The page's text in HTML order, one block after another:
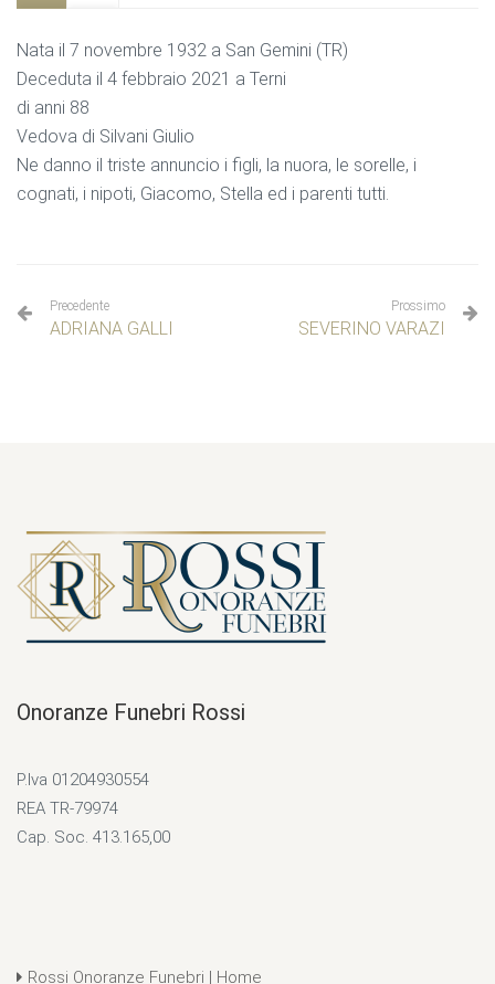
Nata il 7 novembre 1932 a San Gemini (TR)
Deceduta il 4 febbraio 2021 a Terni
di anni 88
Vedova di Silvani Giulio
Ne danno il triste annuncio i figli, la nuora, le sorelle, i
cognati, i nipoti, Giacomo, Stella ed i parenti tutti.
Precedente
ADRIANA GALLI
Prossimo
SEVERINO VARAZI
Onoranze Funebri Rossi
P.Iva 01204930554
REA TR-79974
Cap. Soc. 413.165,00
Rossi Onoranze Funebri | Home